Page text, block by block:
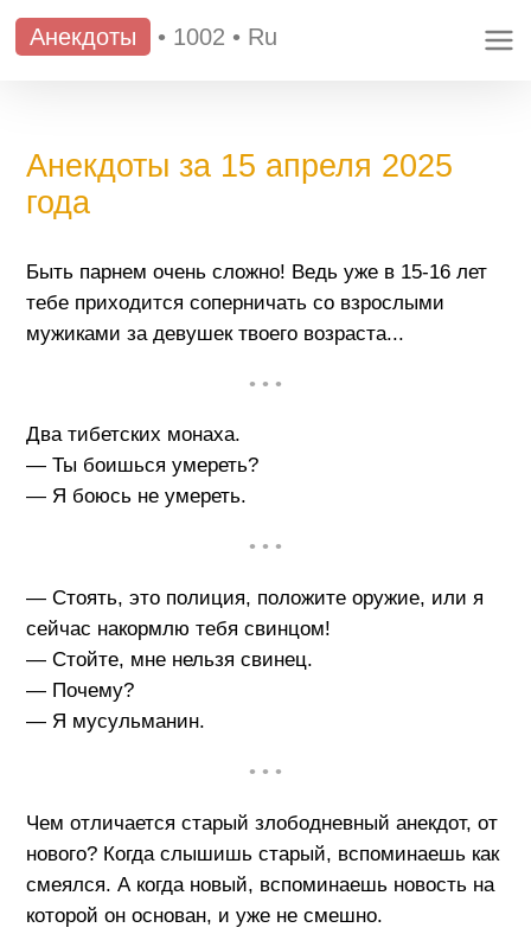
Анекдоты • 1002 • Ru
Анекдоты за 15 апреля 2025
года
Быть парнем очень сложно! Ведь уже в 15-16 лет
тебе приходится соперничать со взрослыми
мужиками за девушек твоего возраста...
• • •
Два тибетских монаха.
— Ты боишься умереть?
— Я боюсь не умереть.
• • •
— Стоять, это полиция, положите оружие, или я
сейчас накормлю тебя свинцом!
— Стойте, мне нельзя свинец.
— Почему?
— Я мусульманин.
• • •
Чем отличается старый злободневный анекдот, от
нового? Когда слышишь старый, вспоминаешь как
смеялся. А когда новый, вспоминаешь новость на
которой он основан, и уже не смешно.